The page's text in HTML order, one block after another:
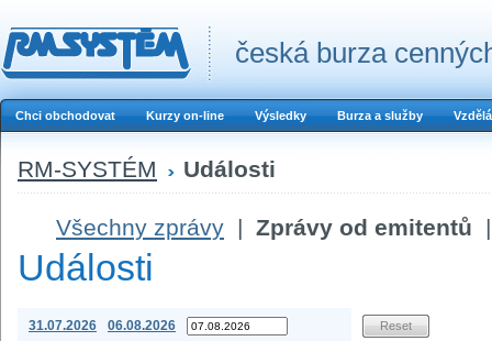
česká burza
Chci obchodovat Kurzy on-line Výsledky Burza a služby
RM-SYSTÉM Události
Všechny zprávy | Zprávy od emitentů |
Události
31.07.2026 06.08.2026